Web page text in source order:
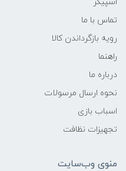
تماس با ما
رویه بازگرداندن کالا
راهنما
درباره ما
نحوه ارسال مرسولات
اسباب بازی
تجهیزات نظافت
منوی وب‌سایت